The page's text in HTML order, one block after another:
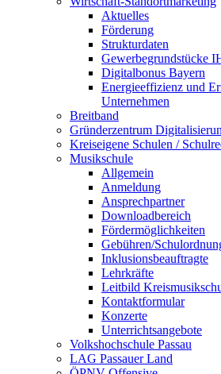
Aktuelles
Förderung
Strukturdaten
Gewerbegrundstücke
Digitalbonus Bayern
Energieeffizienz und
Unternehmen
Breitband
Gründerzentrum
Kreiseigene Schulen /
Musikschule
Allgemein
Anmeldung
Ansprechpartner
Downloadbereich
Fördermöglichkeiten
Gebühren/
Inklusionsbeauftragte
Lehrkräfte
Leitbild
Kontaktformular
Konzerte
Unterrichtsangebote
Volkshochschule Passau
LAG Passauer Land